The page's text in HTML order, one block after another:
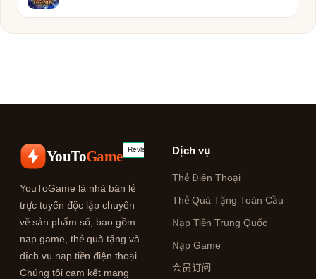
YouToGame
YouToGame là nhà bán lẻ
trực tuyến độc lập chuyên
về sản phẩm số, bao gồm
nạp game, thẻ quà tặng và
dịch vụ nạp tiền điện thoại.
Chúng tôi cam kết mang
Dịch vụ
Thẻ Điện Thoại
Thẻ Quà Tặng Toàn Cầu
Nạp Tiền Trung Quốc
Nạp Game
会员订阅